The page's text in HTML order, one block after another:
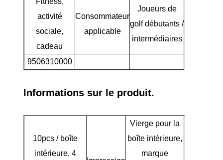
activité
sociale,
cadeau
Consommateur
applicable
Joueurs de
golf débutants /
intermédiaires
9506310000
Informations sur le produit.
10pcs / boîte
intérieure, 4
Vierge pour la
boîte intérieure,
marque